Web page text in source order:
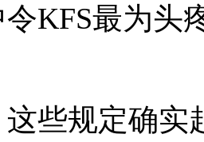
KFS最为头
些规定确实